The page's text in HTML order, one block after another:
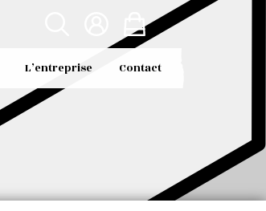
L’entreprise Contact